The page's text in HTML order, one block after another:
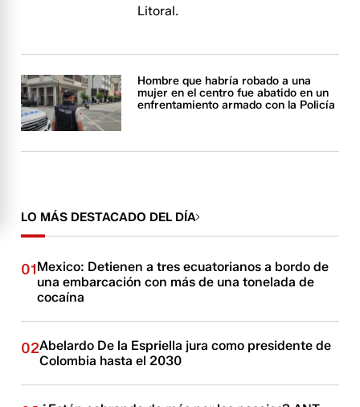
Litoral.
Hombre que habría robado a una
mujer en el centro fue abatido en un
enfrentamiento armado con la Policía
LO MÁS DESTACADO DEL DÍA
01Mexico: Detienen a tres ecuatorianos a bordo de
una embarcación con más de una tonelada de
cocaína
02Abelardo De la Espriella jura como presidente de
Colombia hasta el 2030